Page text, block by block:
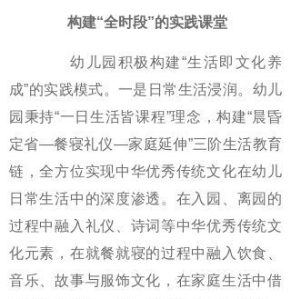
构建“全时段”的实践课堂
幼儿园积极构建“生活即文化养
成”的实践模式。一是日常生活浸润。幼儿
园秉持“一日生活皆课程”理念，构建“晨昏
定省—餐寝礼仪—家庭延伸”三阶生活教育
链，全方位实现中华优秀传统文化在幼儿
日常生活中的深度渗透。在入园、离园的
过程中融入礼仪、诗词等中华优秀传统文
化元素，在就餐就寝的过程中融入饮食、
音乐、故事与服饰文化，在家庭生活中借